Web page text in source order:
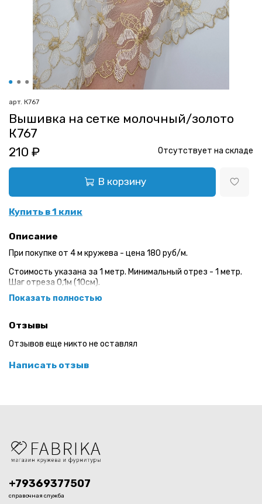
арт. К767
Вышивка на сетке молочный/золото
К767
210 ₽
В корзину
Купить в 1 клик
Отсутствует на складе
Описание
При покупке от 4 м кружева - цена 180 руб/м.
Стоимость указана за 1 метр. Минимальный отрез - 1 метр.
Шаг отреза 0,1м (10см).
Неэластичное кружево для пошива нижнего белья. Мягкое,
Ширина 22 см
Цвет: молочный/золото
Показать полностью
Отзывы
Отзывов еще никто не оставлял
Написать отзыв
+79369377507
справочная служба